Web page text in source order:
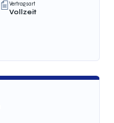
Vertragsart
Vollzeit